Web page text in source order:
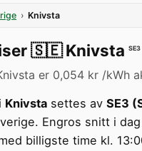
› Knivsta
🇸🇪 Knivsta SE3
er 0,054 kr /kWh
Knivsta settes av SE3
Engros snitt i
billigste time kl.